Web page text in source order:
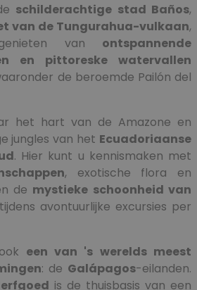
schilderachtige stad Baños,
van de Tungurahua-vulkaan,
van ontspannende
en pittoreske watervallen
de beroemde Pailón del
het hart van de Amazone en
jungles van het Ecuadoriaanse
. Hier kunt u kennismaken met
, exotische flora en
de mystieke schoonheid van
avontuurlijke excursies per
een van 's werelds meest
: de Galápagos-eilanden.
is de thuisbasis van een